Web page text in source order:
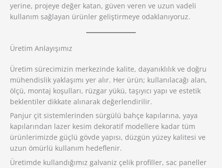
yerine, projeye değer katan, güven veren ve uzun vadeli
kullanım sağlayan ürünler geliştirmeye odaklanıyoruz.
Üretim Anlayışımız
Üretim sürecimizin merkezinde kalite, dayanıklılık ve doğru
mühendislik yaklaşımı yer alır. Her ürün; kullanılacağı alan,
ölçü, montaj koşulları, rüzgar yükü, taşıyıcı yapı ve estetik
beklentiler dikkate alınarak değerlendirilir.
Panjur çit sistemlerinden sürgülü bahçe kapılarına, yaya
kapılarından lazer kesim dekoratif modellere kadar tüm
ürünlerimizde güçlü gövde yapısı, düzgün yüzey kalitesi ve
uzun ömürlü kullanım hedeflenir.
Üretimde kullandığımız galvaniz çelik profiller, sac paneller